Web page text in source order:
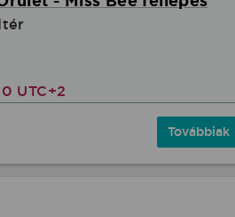
UTC+2
Továbbiak